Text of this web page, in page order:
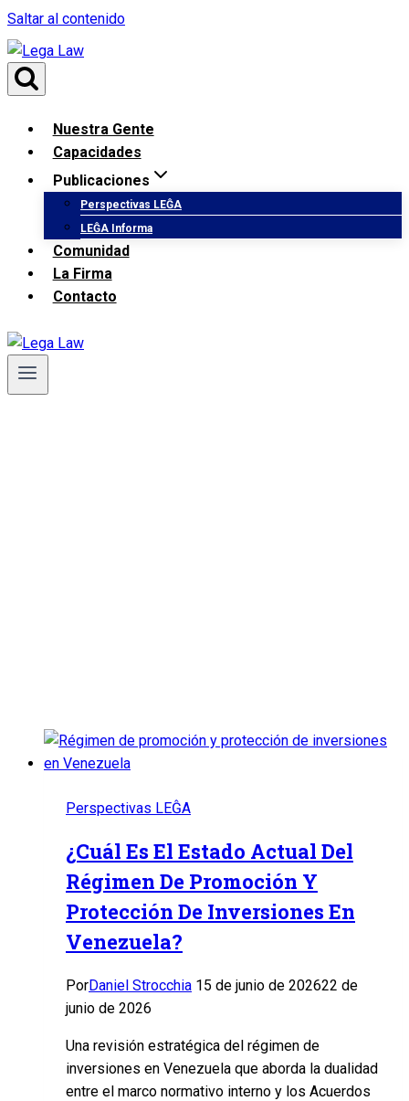
Saltar al contenido
Nuestra Gente
Capacidades
Publicaciones
Perspectivas LEĜA
LEĜA Informa
Comunidad
La Firma
Contacto
Perspectivas LEĜA
¿Cuál Es El Estado Actual Del
Régimen De Promoción Y
Protección De Inversiones En
Venezuela?
PorDaniel Strocchia 15 de junio de 202622 de
junio de 2026
Una revisión estratégica del régimen de
inversiones en Venezuela que aborda la dualidad
entre el marco normativo interno y los Acuerdos